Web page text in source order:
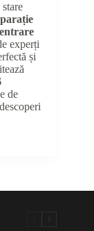
experți
și
de